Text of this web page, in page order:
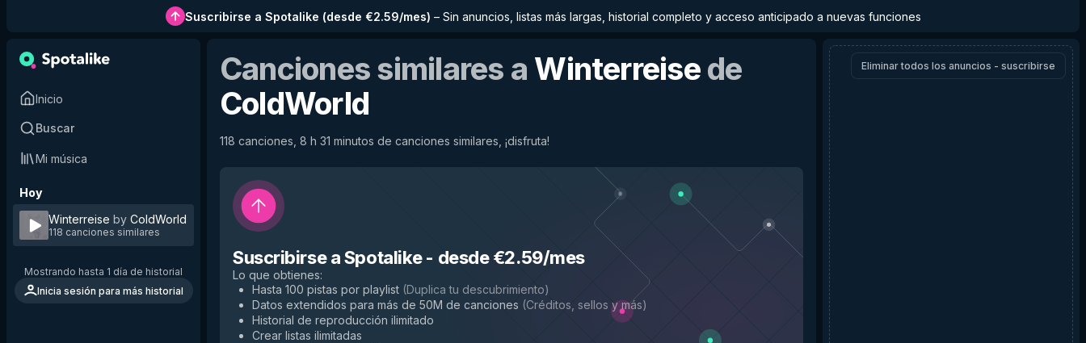
Suscribirse a Spotalike (desde €2.59/mes) – Sin anuncios, listas más largas, historial completo y acceso anticipado a nuevas funciones
Inicio
Buscar
Mi música
Hoy
Winterreise by ColdWorld
118 canciones similares
Mostrando hasta 1 día de historial
Inicia sesión para más historial
Canciones similares a Winterreisede
ColdWorld
118 canciones, 8 h 31 minutos de canciones similares, ¡disfruta!
Suscribirse a Spotalike- desde €2.59/mes
Lo que obtienes:
Hasta 100 pistas por playlist (Duplica tu descubrimiento)
Datos extendidos para más de 50M de canciones (Créditos, sellos y más)
Historial de reproducción ilimitado
Crear listas ilimitadas
Eliminar todos los anuncios - suscribirse